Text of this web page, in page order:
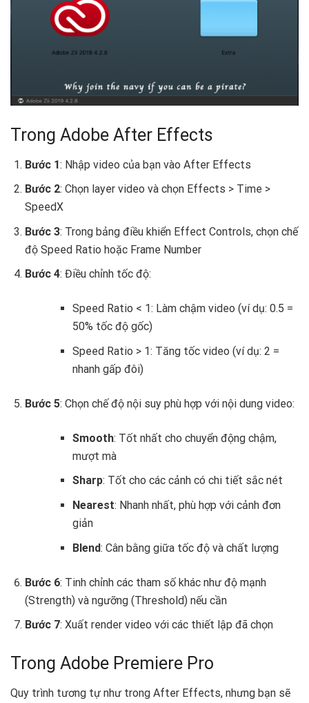
Trong Adobe After Effects
Bước 1: Nhập video của bạn vào After Effects
Bước 2: Chọn layer video và chọn Effects > Time >
SpeedX
Bước 3: Trong bảng điều khiển Effect Controls, chọn chế
độ Speed Ratio hoặc Frame Number
Bước 4: Điều chỉnh tốc độ:
Speed Ratio < 1: Làm chậm video (ví dụ: 0.5 =
50% tốc độ gốc)
Speed Ratio > 1: Tăng tốc video (ví dụ: 2 =
nhanh gấp đôi)
Bước 5: Chọn chế độ nội suy phù hợp với nội dung video:
Smooth: Tốt nhất cho chuyển động chậm,
mượt mà
Sharp: Tốt cho các cảnh có chi tiết sắc nét
Nearest: Nhanh nhất, phù hợp với cảnh đơn
giản
Blend: Cân bằng giữa tốc độ và chất lượng
Bước 6: Tinh chỉnh các tham số khác như độ mạnh
(Strength) và ngưỡng (Threshold) nếu cần
Bước 7: Xuất render video với các thiết lập đã chọn
Trong Adobe Premiere Pro
Quy trình tương tự như trong After Effects, nhưng bạn sẽ